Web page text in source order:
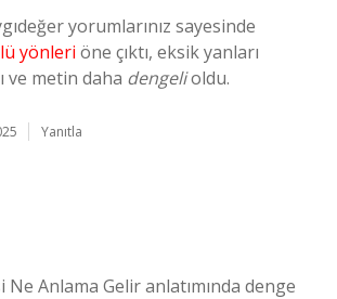
yorumlarınız sayesinde
yönleri öne çıktı, eksik yanları
ve metin daha dengelioldu.
Yanıtla
Ne Anlama Gelir anlatımında denge